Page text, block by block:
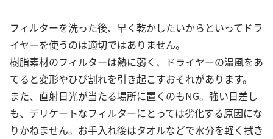
フィルターを洗った後、早く乾かしたいからといってドラ
イヤーを使うのは適切ではありません。
樹脂素材のフィルターは熱に弱く、ドライヤーの温風をあ
てると変形やひび割れを引き起こすおそれがあります。
また、直射日光が当たる場所に置くのもNG。強い日差し
も、デリケートなフィルターにとっては劣化する原因にな
りかねません。お手入れ後はタオルなどで水分を軽く拭き